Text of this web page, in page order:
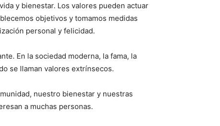
y bienestar. Los valores pueden actuar
objetivos y tomamos medidas
personal y felicidad.
En la sociedad moderna, la fama, la
se llaman valores extrínsecos.
nuestro bienestar y nuestras
a muchas personas.